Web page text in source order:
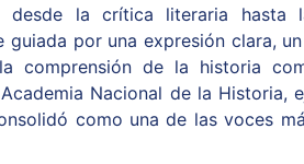
desde la crítica literaria hasta
guiada por una expresión clara,
comprensión de la historia
Nacional de la Historia,
como una de las voces